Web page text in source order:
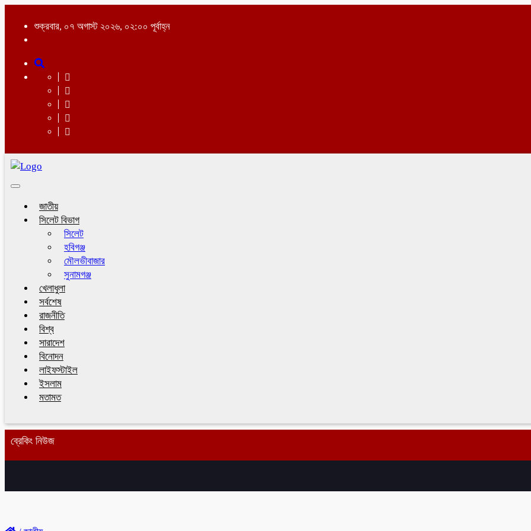
শুক্রবার, ০৭ অগাস্ট ২০২৬, ০২:০০ পূর্বাহ্ন
Toggle
জাতীয়
সিলেট বিভাগ
সিলেট
হবিগঞ্জ
মৌলভীবাজার
সুনামগঞ্জ
খেলাধুলা
সর্বশেষ
রাজনীতি
বিশ্ব
সারাদেশ
বিনোদন
লাইফস্টাইল
ইসলাম
মতামত
ব্রেকিং নিউজ